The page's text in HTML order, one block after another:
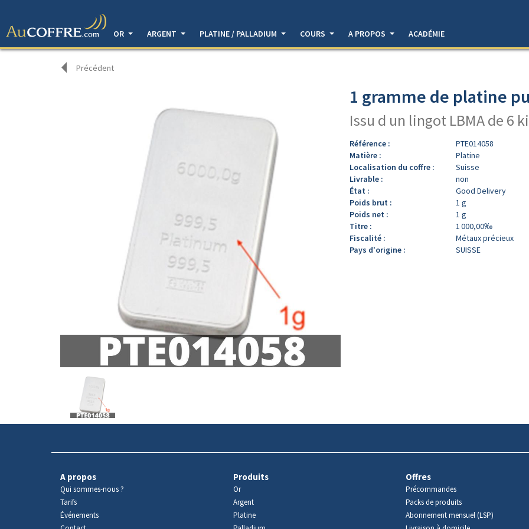
OR ARGENT PLATINE / PALLADIUM COURS A PROPOS ACADÉMIE
Précédent
produit
1 gramme de platine
Issu d un lingot LBMA de 6
Référence :
PTE014058
Matière :
Platine
Localisation du coffre :
Suisse
Livrable :
non
État :
Good Delivery
Poids brut :
1 g
Poids net :
1 g
Titre :
1 000,00‰
Fiscalité :
Métaux précieux
Pays d'origine :
SUISSE
A propos
Qui sommes-nous ?
Tarifs
Événements
Produits
Or
Argent
Platine
Offres
Précommandes
Packs de produits
Abonnement mensuel (LSP)